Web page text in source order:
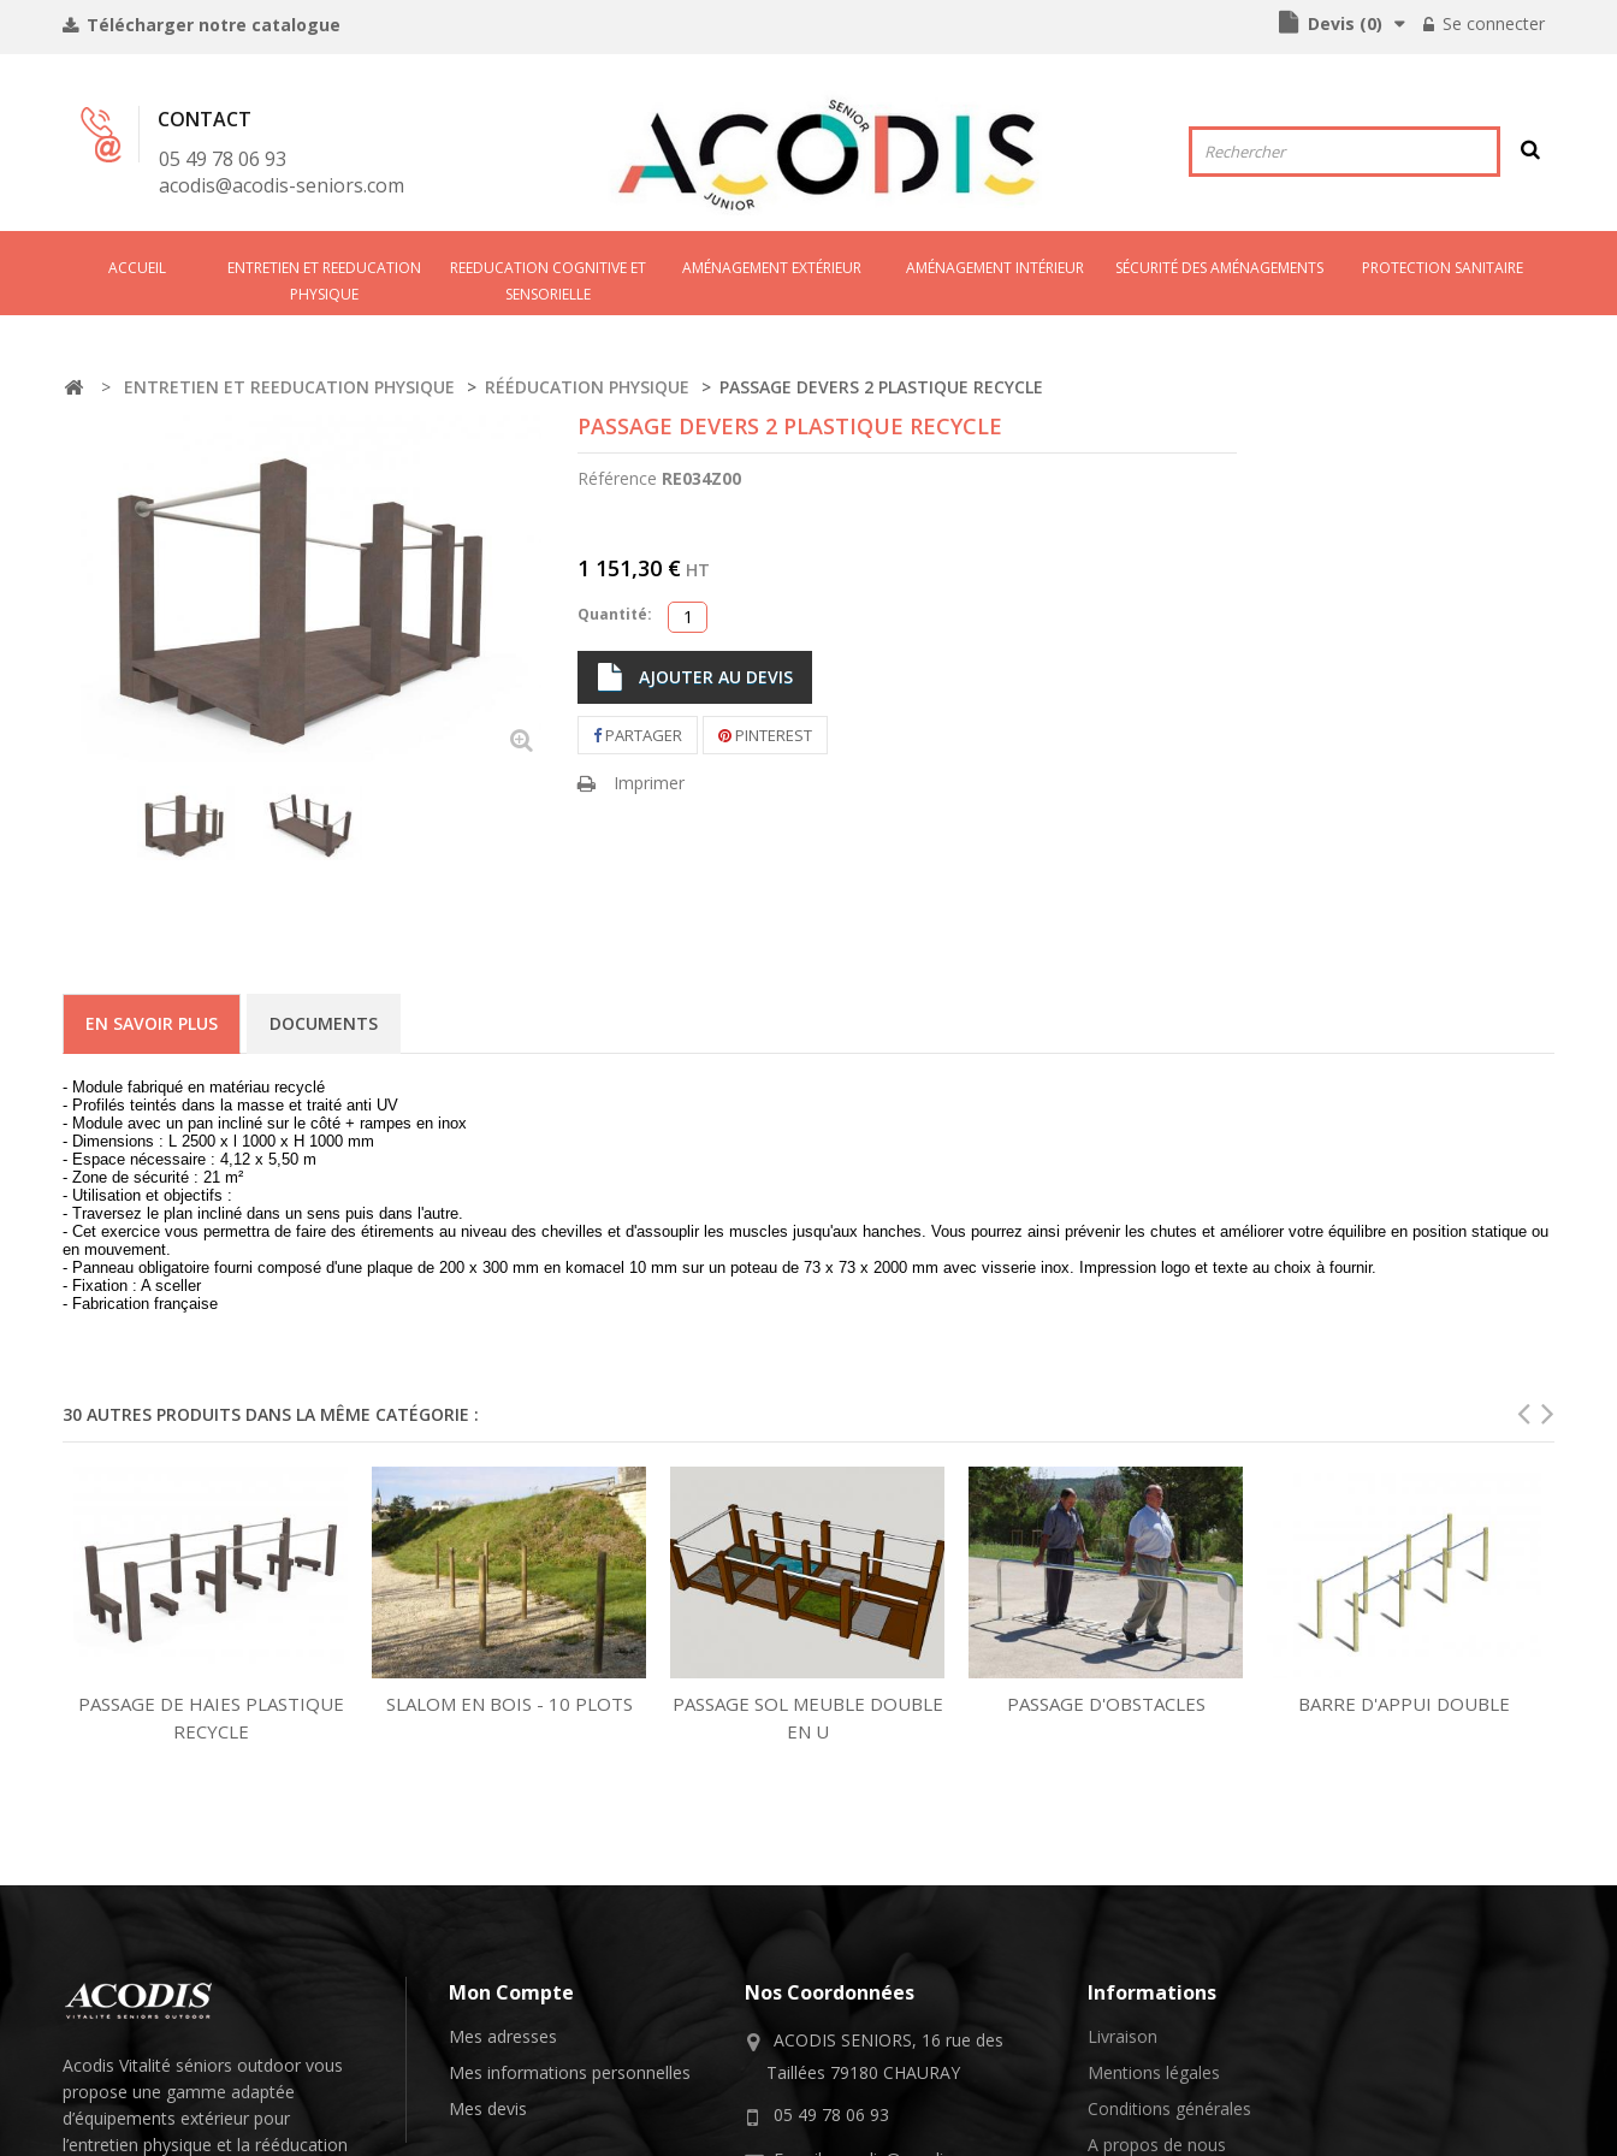
Se connecter
Télécharger notre catalogue Devis (0)
CONTACT
05 49 78 06 93
acodis@acodis-seniors.com
ACCUEIL
ENTRETIEN ET REEDUCATION
PHYSIQUE
REEDUCATION COGNITIVE ET
SENSORIELLE
AMÉNAGEMENT EXTÉRIEUR AMÉNAGEMENT INTÉRIEUR SÉCURITÉ DES AMÉNAGEMENTS PROTECTION SANITAIRE
> ENTRETIEN ET REEDUCATION PHYSIQUE > RÉÉDUCATION PHYSIQUE > PASSAGE DEVERS 2 PLASTIQUE RECYCLE
PASSAGE DEVERS 2 PLASTIQUE RECYCLE
Référence RE034Z00
1 151,30 € HT
Quantité:
AJOUTER AU DEVIS
PARTAGER PINTEREST
Imprimer
EN SAVOIR PLUS DOCUMENTS
- Module fabriqué en matériau recyclé
- Profilés teintés dans la masse et traité anti UV
- Module avec un pan incliné sur le côté + rampes en inox
- Dimensions : L 2500 x l 1000 x H 1000 mm
- Espace nécessaire : 4,12 x 5,50 m
- Zone de sécurité : 21 m²
- Utilisation et objectifs :
- Traversez le plan incliné dans un sens puis dans l'autre.
- Cet exercice vous permettra de faire des étirements au niveau des chevilles et d'assouplir les muscles jusqu'aux hanches. Vous pourrez ainsi prévenir les chutes et améliorer votre équilibre en position statique ou
en mouvement.
- Panneau obligatoire fourni composé d'une plaque de 200 x 300 mm en komacel 10 mm sur un poteau de 73 x 73 x 2000 mm avec visserie inox. Impression logo et texte au choix à fournir.
- Fixation : A sceller
- Fabrication française
30 AUTRES PRODUITS DANS LA MÊME CATÉGORIE :
PASSAGE DE HAIES PLASTIQUE
RECYCLE
SLALOM EN BOIS - 10 PLOTS
PASSAGE SOL MEUBLE DOUBLE
EN U
PASSAGE D'OBSTACLES BARRE D'APPUI DOUBLE
Acodis Vitalité séniors outdoor vous
propose une gamme adaptée
d’équipements extérieur pour
l’entretien physique et la rééducation
Mon Compte
Mes adresses
Mes informations personnelles
Mes devis
Nos Coordonnées
ACODIS SENIORS, 16 rue des
Taillées 79180 CHAURAY
05 49 78 06 93
Informations
Livraison
Mentions légales
Conditions générales
A propos de nous